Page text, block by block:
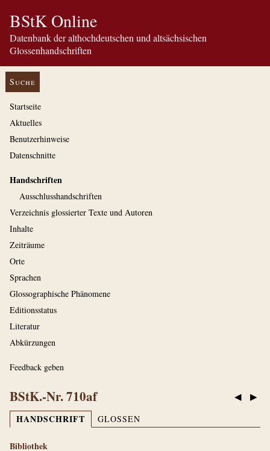
BStK Online
Datenbank der althochdeutschen und altsächsischen
Glossenhandschriften
Suche
Startseite
Aktuelles
Benutzerhinweise
Datenschnitte
Handschriften
Ausschluss­handschriften
Verzeichnis glossierter Texte und Autoren
Inhalte
Zeiträume
Orte
Sprachen
Glossographische Phänomene
Editionsstatus
Literatur
Abkürzungen
Feedback geben
◀ ▶
BStK.-Nr. 710af
HANDSCHRIFT GLOSSEN
Bibliothek